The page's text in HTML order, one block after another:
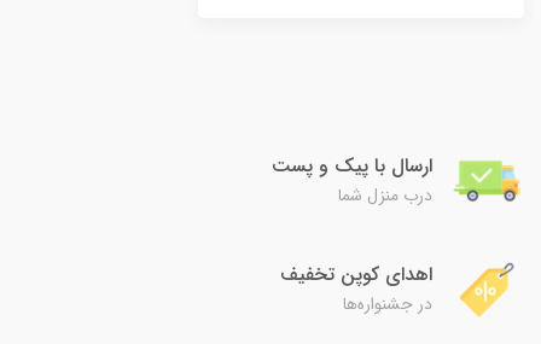
ارسال با پیک و پست
درب منزل شما
اهدای کوپن تخفیف
در جشنواره‌ها